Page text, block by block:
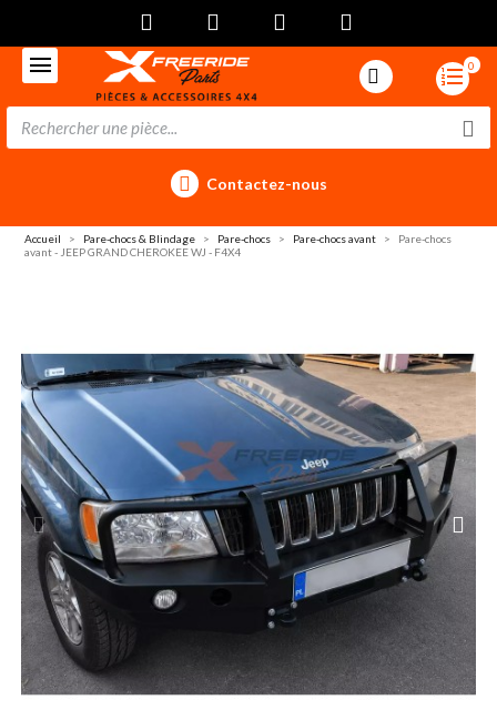
0
Contactez-nous
Accueil Pare-chocs & Blindage Pare-chocs Pare-chocs avant
Pare-chocs
avant - JEEP GRAND CHEROKEE WJ - F4X4